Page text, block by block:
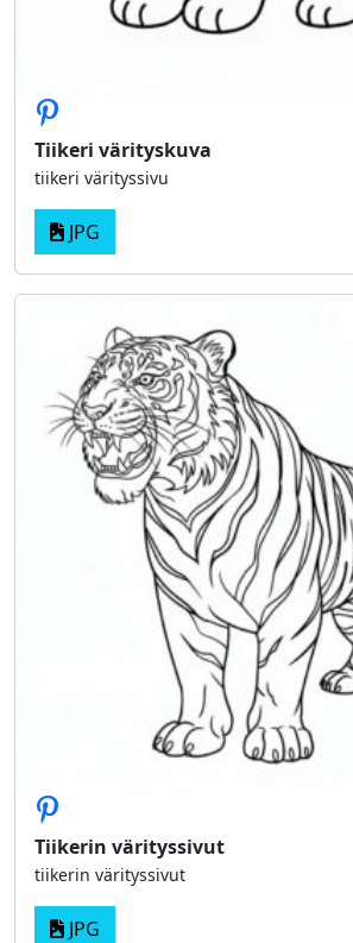
Tiikeri värityskuva
tiikeri värityssivu
JPG
Tiikerin värityssivut
tiikerin värityssivut
JPG